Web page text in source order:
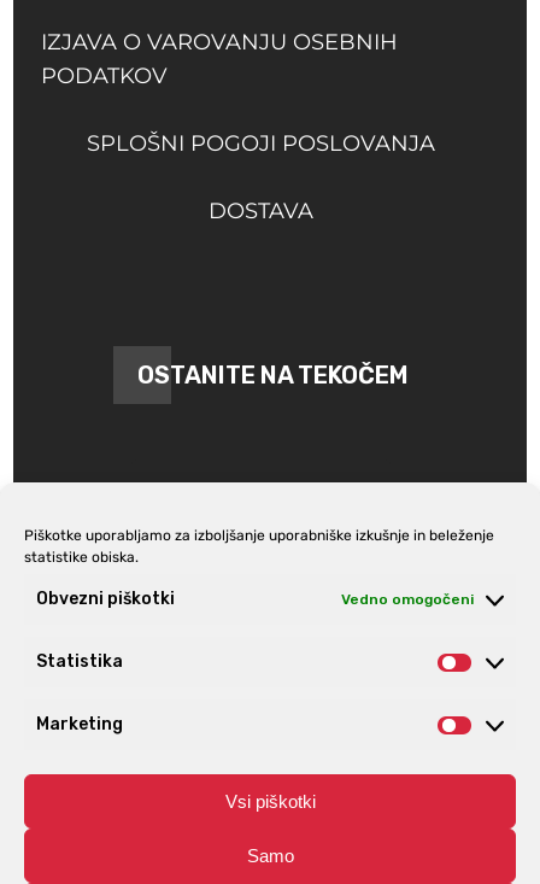
Piškotke uporabljamo za izboljšanje uporabniške izkušnje in beleženje
statistike obiska.
Obvezni piškotki Vedno omogočeni
Statistika
Marketing
Vsi piškotki
Samo
IZJAVA O VAROVANJU OSEBNIH
PODATKOV
SPLOŠNI POGOJI POSLOVANJA
DOSTAVA
OSTANITE NA TEKOČEM